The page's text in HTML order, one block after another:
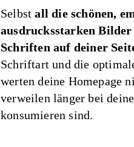
Selbstall die schönen,
ausdrucksstarken
Schriften auf deiner
Schriftart und die
werten deine Homepage
verweilen länger bei
konsumieren sind.